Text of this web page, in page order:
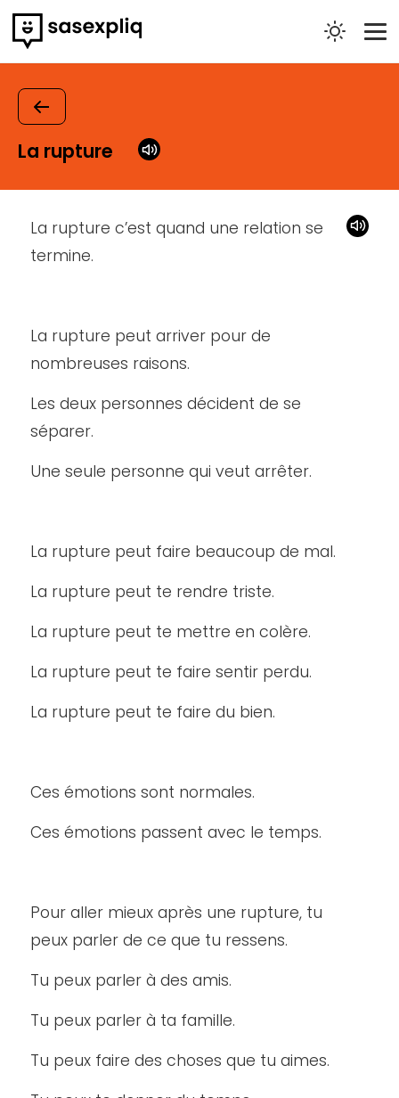
content
La rupture
La rupture c’est quand une relation se
termine.
La rupture peut arriver pour de
nombreuses raisons.
Les deux personnes décident de se
séparer.
Une seule personne qui veut arrêter.
La rupture peut faire beaucoup de mal.
La rupture peut te rendre triste.
La rupture peut te mettre en colère.
La rupture peut te faire sentir perdu.
La rupture peut te faire du bien.
Ces émotions sont normales.
Ces émotions passent avec le temps.
Pour aller mieux après une rupture, tu
peux parler de ce que tu ressens.
Tu peux parler à des amis.
Tu peux parler à ta famille.
Tu peux faire des choses que tu aimes.